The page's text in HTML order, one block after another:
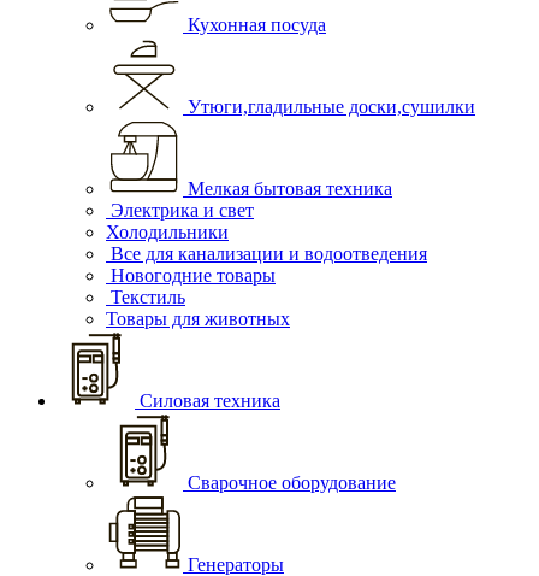
Кухонная посуда
Утюги,гладильные доски,сушилки
Мелкая бытовая техника
Электрика и свет
Холодильники
Все для канализации и водоотведения
Новогодние товары
Текстиль
Товары для животных
Силовая техника
Сварочное оборудование
Генераторы